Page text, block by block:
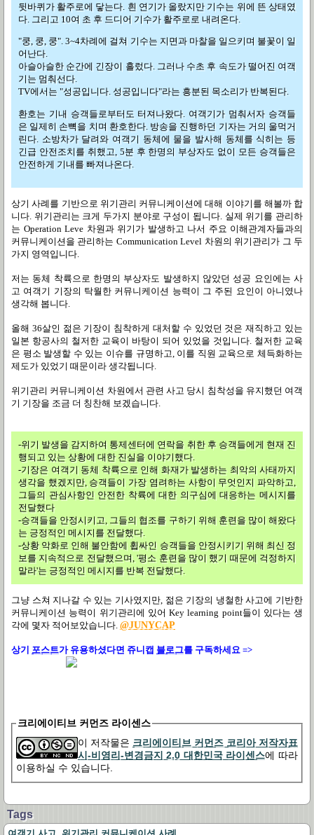
뒷바퀴가 활주로에 닿는다. 흰 연기가 올랐지만 기수는 위에 뜬 상태였
다. 그리고 10여 초 후 드디어 기수가 활주로로 내려온다.
"쿵, 쿵, 쿵". 3~4차례에 걸쳐 기수는 지면과 마찰을 일으키며 불꽃이 일
어난다.
아슬아슬한 순간에 긴장이 흘렀다. 그러나 수초 후 속도가 떨어진 여객
기는 멈춰선다.
TV에서는 "성공입니다. 성공입니다"라는 흥분된 목소리가 반복된다.
환호는 기내 승객들로부터도 터져나왔다. 여객기가 멈춰서자 승객들
은 일제히 손뼉을 치며 환호한다. 방송을 진행하던 기자는 거의 울먹거
린다. 소방차가 달려와 여객기 동체에 물을 발사해 동체를 식히는 등
긴급 안전조치를 취했고, 5분 후 한명의 부상자도 없이 모든 승객들은
안전하게 기내를 빠져나온다.
상기 사례를 기반으로 위기관리 커뮤니케이션에 대해 이야기를 해볼까 합
니다. 위기관리는 크게 두가지 분야로 구성이 됩니다. 실제 위기를 관리하
는 Operation Leve 차원과 위기가 발생하고 나서 주요 이해관계자들과의
커뮤니케이션을 관리하는 Communication Level 차원의 위기관리가 그 두
가지 영역입니다.
저는 동체 착륙으로 한명의 부상자도 발생하지 않았던 성공 요인에는 사
고 여객기 기장의 탁월한 커뮤니케이션 능력이 그 주된 요인이 아니였나
생각해 봅니다.
올해 36살인 젊은 기장이 침착하게 대처할 수 있었던 것은 재직하고 있는
일본 항공사의 철저한 교육이 바탕이 되어 있었을 것입니다. 철저한 교육
은 평소 발생할 수 있는 이슈를 규명하고, 이를 직원 교육으로 체득화하는
제도가 있었기 때문이라 생각됩니다.
위기관리 커뮤니케이션 차원에서 관련 사고 당시 침착성을 유지했던 여객
기 기장을 조금 더 칭찬해 보겠습니다.
-위기 발생을 감지하여 통제센터에 연락을 취한 후 승객들에게 현재 진
행되고 있는 상황에 대한 진실을 이야기했다.
-기장은 여객기 동체 착륙으로 인해 화재가 발생하는 최악의 사태까지
생각을 했겠지만, 승객들이 가장 염려하는 사항이 무엇인지 파악하고,
그들의 관심사항인 안전한 착륙에 대한 의구심에 대응하는 메시지를
전달했다
-승객들을 안정시키고, 그들의 협조를 구하기 위해 훈련을 많이 해왔다
는 긍정적인 메시지를 전달했다.
-상황 악화로 인해 불안함에 휩싸인 승객들을 안정시키기 위해 최신 정
보를 지속적으로 전달했으며, '평소 훈련을 많이 했기 때문에 걱정하지
말라'는 긍정적인 메시지를 반복 전달했다.
그냥 스쳐 지나갈 수 있는 기사였지만, 젊은 기장의 냉철한 사고에 기반한
커뮤니케이션 능력이 위기관리에 있어 Key learning point들이 있다는 생
각에 몇자 적어보았습니다. @JUNYCAP
상기 포스트가유용하셨다면 쥬니캡 블로그를 구독하세요 =>
크리에이티브 커먼즈 라이센스
이 저작물은 크리에이티브 커먼즈 코리아 저작자표
시-비영리-변경금지 2.0 대한민국 라이센스에 따라
이용하실 수 있습니다.
Tags